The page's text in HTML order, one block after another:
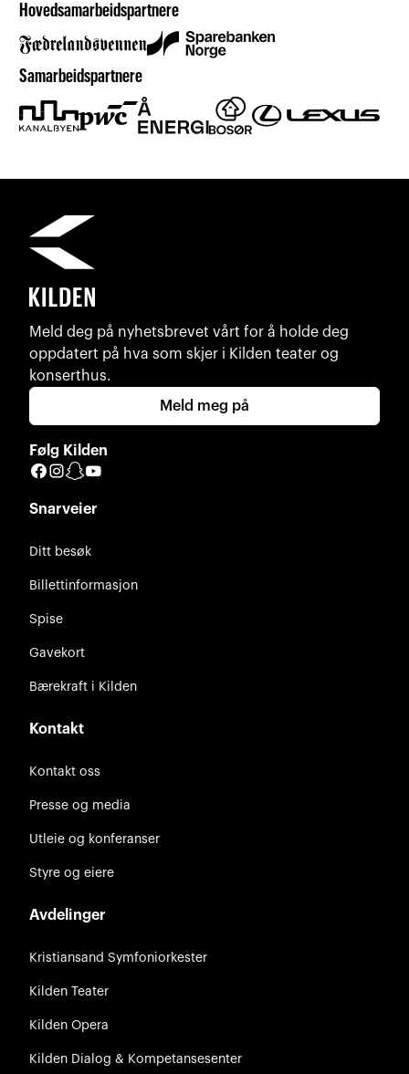
Hovedsamarbeidspartnere
Samarbeidspartnere
Meld deg på nyhetsbrevet vårt for å holde deg
oppdatert på hva som skjer i Kilden teater og
konserthus.
Meld meg på
Følg Kilden
Facebook
Instagram
Snapchat
Snarveier
Ditt besøk
Billettinformasjon
Spise
Gavekort
Bærekraft i Kilden
Kontakt
Kontakt oss
Presse og media
Utleie og konferanser
Styre og eiere
Avdelinger
Kristiansand Symfoniorkester
Kilden Teater
Kilden Opera
Kilden Dialog & Kompetansesenter